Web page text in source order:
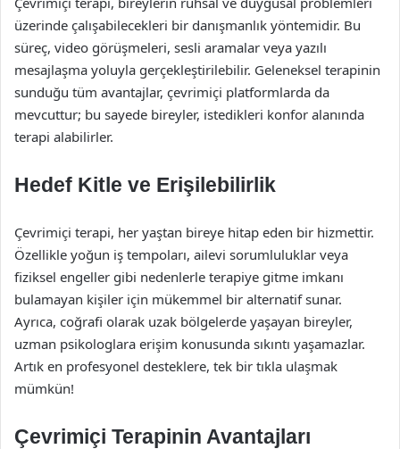
üzerinde çalışabilecekleri bir danışmanlık yöntemidir. Bu
süreç, video görüşmeleri, sesli aramalar veya yazılı
mesajlaşma yoluyla gerçekleştirilebilir. Geleneksel terapinin
sunduğu tüm avantajlar, çevrimiçi platformlarda da
mevcuttur; bu sayede bireyler, istedikleri konfor alanında
terapi alabilirler.
Hedef Kitle ve Erişilebilirlik
Çevrimiçi terapi, her yaştan bireye hitap eden bir hizmettir.
Özellikle yoğun iş tempoları, ailevi sorumluluklar veya
fiziksel engeller gibi nedenlerle terapiye gitme imkanı
bulamayan kişiler için mükemmel bir alternatif sunar.
Ayrıca, coğrafi olarak uzak bölgelerde yaşayan bireyler,
uzman psikologlara erişim konusunda sıkıntı yaşamazlar.
Artık en profesyonel desteklere, tek bir tıkla ulaşmak
mümkün!
Çevrimiçi Terapinin Avantajları